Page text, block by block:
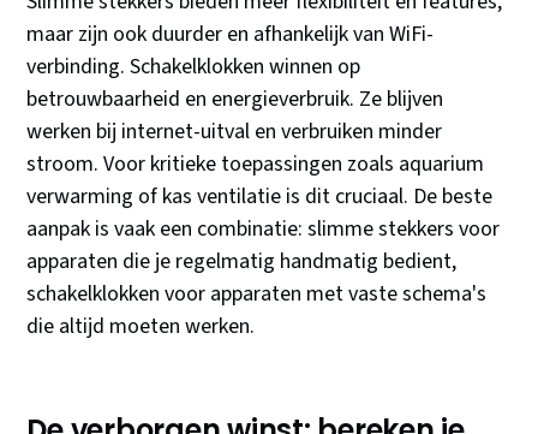
maar zijn ook duurder en afhankelijk van WiFi-
verbinding. Schakelklokken winnen op
betrouwbaarheid en energieverbruik. Ze blijven
werken bij internet-uitval en verbruiken minder
stroom. Voor kritieke toepassingen zoals aquarium
verwarming of kas ventilatie is dit cruciaal. De beste
aanpak is vaak een combinatie: slimme stekkers voor
apparaten die je regelmatig handmatig bedient,
schakelklokken voor apparaten met vaste schema's
die altijd moeten werken.